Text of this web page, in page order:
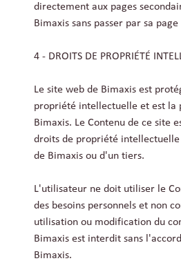
directement aux pages
Bimaxis sans passer par sa
4 - DROITS DE PROPRIÉTÉ
Le site web de Bimaxis est
propriété intellectuelle et est la
Bimaxis. Le Contenu de ce site
droits de propriété
de Bimaxis ou d'un tiers.
L'utilisateur ne doit utiliser le
des besoins personnels et non
utilisation ou modification du
Bimaxis est interdit sans
Bimaxis.